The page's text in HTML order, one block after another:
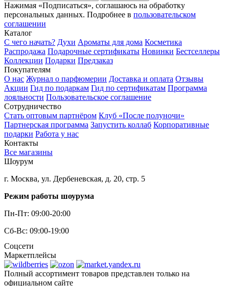
Нажимая «Подписаться», соглашаюсь на обработку
персональных данных. Подробнее в пользовательском
соглашении
Каталог
С чего начать? Духи Ароматы для дома Косметика
Распродажа Подарочные сертификаты Новинки Бестселлеры
Коллекции Подарки Предзаказ
Покупателям
О нас Журнал о парфюмерии Доставка и оплата Отзывы
Акции Гид по подаркам Гид по сертификатам Программа
лояльности Пользовательское соглашение
Сотрудничество
Стать оптовым партнёром Клуб «После полуночи»
Партнерская программа Запустить коллаб Корпоративные
подарки Работа у нас
Контакты
Все магазины
Шоурум
г. Москва, ул. Дербеневская, д. 20, стр. 5
Режим работы шоурума
Пн-Пт: 09:00-20:00
Сб-Вс: 09:00-19:00
Соцсети
Маркетплейсы
Полный ассортимент товаров представлен только на
официальном сайте